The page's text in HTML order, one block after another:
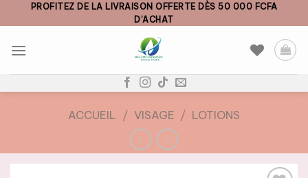
to
PROFITEZ DE LA LIVRAISON OFFERTE DÈS 50 000 FCFA
D’ACHAT
ACCUEIL / VISAGE / LOTIONS